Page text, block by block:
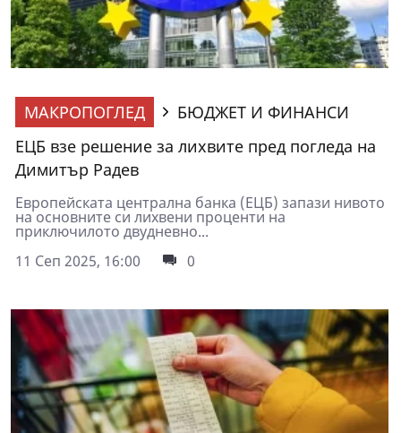
МАКРОПОГЛЕД
БЮДЖЕТ И ФИНАНСИ
ЕЦБ взе решение за лихвите пред погледа на
Димитър Радев
Европейската централна банка (ЕЦБ) запази нивото
на основните си лихвени проценти на
приключилото двудневно...
11 Сеп 2025, 16:00
0